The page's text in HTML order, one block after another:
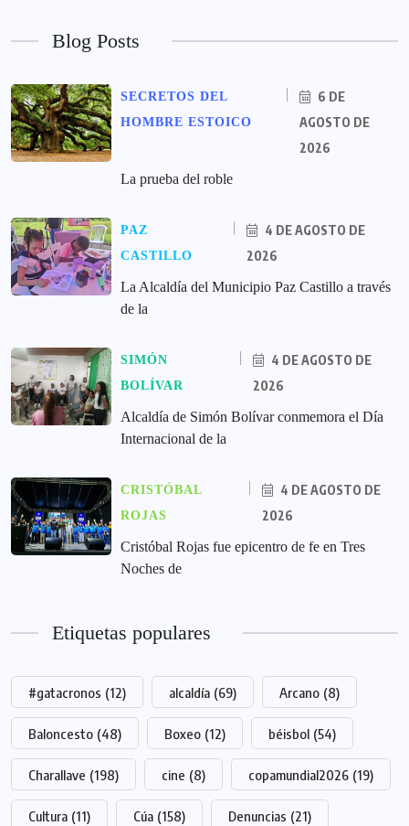
Blog Posts
SECRETOS DEL
HOMBRE ESTOICO
6 DE
AGOSTO DE
2026
La prueba del roble
PAZ
CASTILLO
4 DE AGOSTO DE
2026
La Alcaldía del Municipio Paz Castillo a través
de la
SIMÓN
BOLÍVAR
4 DE AGOSTO DE
2026
Alcaldía de Simón Bolívar conmemora el Día
Internacional de la
CRISTÓBAL
ROJAS
4 DE AGOSTO DE
2026
Cristóbal Rojas fue epicentro de fe en Tres
Noches de
Etiquetas populares
#gatacronos (12) alcaldía (69) Arcano (8)
Baloncesto (48) Boxeo (12) béisbol (54)
Charallave (198) cine (8) copamundial2026 (19)
Cultura (11) Cúa (158) Denuncias (21)